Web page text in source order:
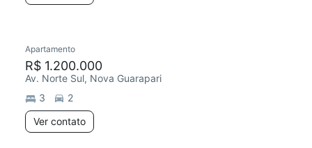
Apartamento
R$ 1.200.000
Av. Norte Sul, Nova Guarapari
3
2
Ver contato